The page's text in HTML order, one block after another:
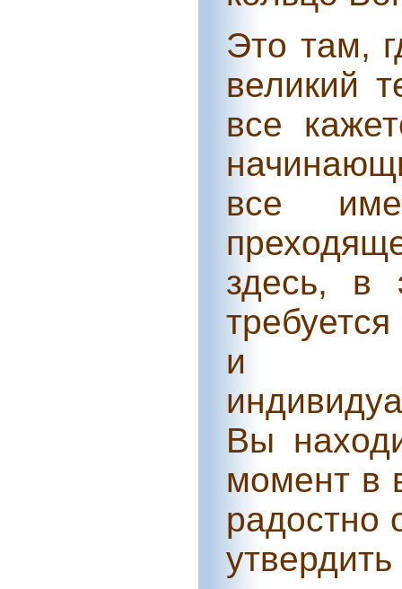
Это там,
великий
все
все
здесь, в
и
Вы
момент в
радостно